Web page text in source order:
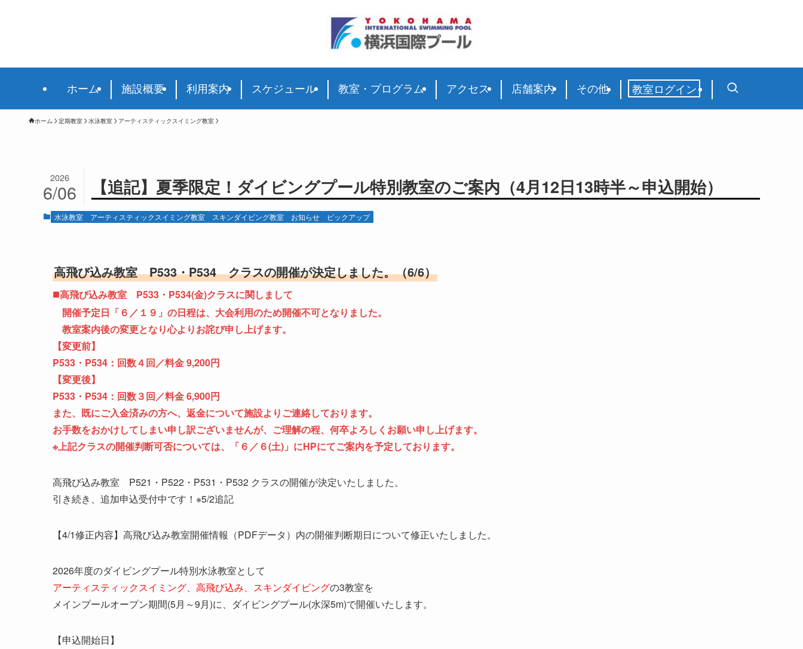
ホーム 施設概要 利用案内 スケジュール 教室・プログラム アクセス 店舗案内 その他 教室ログイン
ホーム 定期教室 水泳教室 アーティスティックスイミング教室
【追記】夏季限定！ダイビングプール特別教室のご案内（4月12日13時半～申込開始）
2026
6/06
水泳教室 アーティスティックスイミング教室 スキンダイビング教室 お知らせ ピックアップ
高飛び込み教室 P533・P534 クラスの開催が決定しました。（6/6）
■高飛び込み教室 P533・P534(金)クラスに関しまして
開催予定日「６／１９」の日程は、大会利用のため開催不可となりました。
教室案内後の変更となり心よりお詫び申し上げます。
【変更前】
P533・P534：回数４回／料金 9,200円
【変更後】
P533・P534：回数３回／料金 6,900円
また、既にご入金済みの方へ、返金について施設よりご連絡しております。
お手数をおかけしてしまい申し訳ございませんが、ご理解の程、何卒よろしくお願い申し上げます。
※上記クラスの開催判断可否については、「６／６(土)」にHPにてご案内を予定しております。
高飛び込み教室 P521・P522・P531・P532 クラスの開催が決定いたしました。
引き続き、追加申込受付中です！※5/2追記
【4/1修正内容】高飛び込み教室開催情報（PDFデータ）内の開催判断期日について修正いたしました。
2026年度のダイビングプール特別水泳教室として
アーティスティックスイミング、高飛び込み、スキンダイビングの3教室を
メインプールオープン期間(5月～9月)に、ダイビングプール(水深5m)で開催いたします。
【申込開始日】